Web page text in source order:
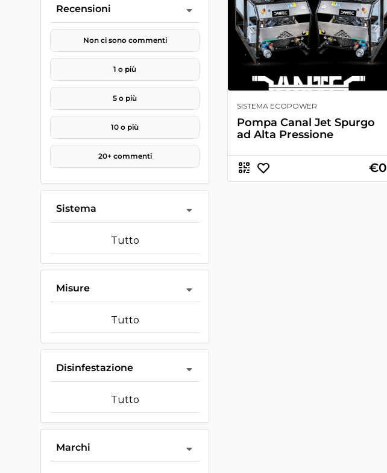
Recensioni
Non ci sono commenti
1 o più
5 o più
10 o più
20+ commenti
Sistema
Tutto
Misure
Tutto
Disinfestazione
Tutto
Marchi
SISTEMA ECOPOWER
Pompa Canal Jet Spurgo
ad Alta Pressione
€0